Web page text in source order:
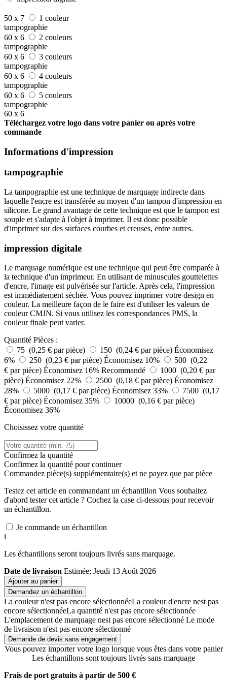
50 x 7
1 couleur
tampographie
60 x 6
2 couleurs
tampographie
60 x 6
3 couleurs
tampographie
60 x 6
4 couleurs
tampographie
60 x 6
5 couleurs
tampographie
60 x 6
Téléchargez votre logo dans votre panier ou après votre
commande
Informations d'impression
tampographie
La tampographie est une technique de marquage indirecte dans
laquelle l'encre est transférée au moyen d'un tampon d'impression en
silicone. Le grand avantage de cette technique est que le tampon est
souple et s'adapte à l'objet à imprimer. Il est donc possible
d'imprimer sur des surfaces courbes et creuses, entre autres.
impression digitale
Le marquage numérique est une technique qui peut être comparée à
la technique d'un imprimeur. En utilisant de minuscules gouttelettes
d'encre, l'image est pulvérisée sur l'article. Après cela, l'impression
est immédiatement séchée. Vous pouvez imprimer votre design en
couleur. La meilleure façon de le faire est d'utiliser les valeurs de
couleur CMJN. Si vous utilisez les correspondances PMS, la
couleur finale peut varier.
Quantité Pièces :
75 (0,25 € par pièce)
150 (0,24 € par pièce) Économisez
6%
250 (0,23 € par pièce) Économisez 10%
500 (0,22
€ par pièce) Économisez 16% Recommandé
1000 (0,20 € par
pièce) Économisez 22% 2500 (0,18 € par pièce) Économisez
28%
5000 (0,17 € par pièce) Économisez 33%
7500 (0,17
€ par pièce) Économisez 35%
10000 (0,16 € par pièce)
Économisez 36%
Choisissez votre quantité
Confirmez la quantité
Confirmez la quantité pour continuer
Commandez pièce(s) supplémentaire(s) et ne payez que par pièce
Testez cet article en commandant un échantillon Vous souhaitez
d'abord tester cet article ? Cochez la case ci-dessous pour recevoir
un échantillon.
Je commande un échantillon
i
Les échantillons seront toujours livrés sans marquage.
Date de livraison Estimée; Jeudi 13 Août 2026
Ajouter au panier
Demandez un échantillon
La couleur n'est pas encore sélectionnéeLa couleur d'encre nest pas
encore sélectionnéeLa quantité n'est pas encore sélectionnée
L'emplacement de marquage nest pas encore sélectionné Le mode
de livraison n'est pas encore sélectionné
Demande de devis sans engagement
Vous pouvez importer votre logo lorsque vous êtes dans votre panier
Les échantillons sont toujours livrés sans marquage
Frais de port gratuits à partir de 500 €